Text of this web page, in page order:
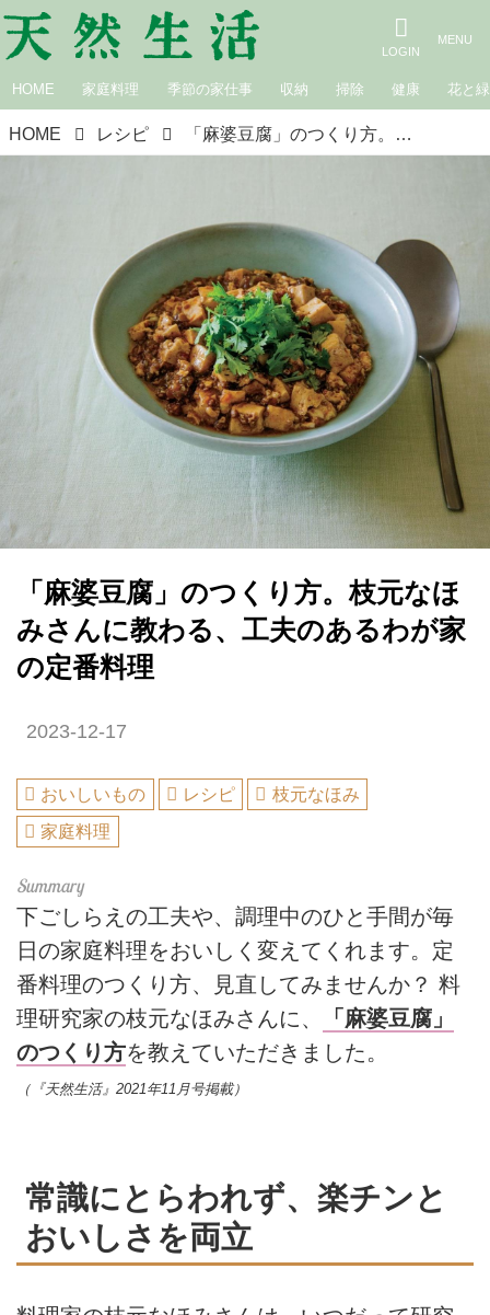
HOME 家庭料理 季節の家仕事 収納 掃除 健康 花と緑
HOME レシピ 「麻婆豆腐」のつくり方。枝元なほみさんに教わる、工夫のあるわが家の定番料理
「麻婆豆腐」のつくり方。枝元なほ
みさんに教わる、工夫のあるわが家
の定番料理
2023-12-17
おいしいもの レシピ
枝元なほみ
家庭料理
下ごしらえの工夫や、調理中のひと手間が毎
日の家庭料理をおいしく変えてくれます。定
番料理のつくり方、見直してみませんか？ 料
理研究家の枝元なほみさんに、
「麻婆豆腐」
のつくり方を教えていただきました。
（『天然生活』2021年11月号掲載）
常識にとらわれず、楽チンと
おいしさを両立